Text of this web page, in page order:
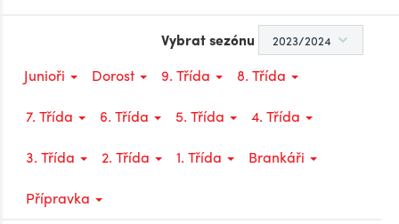
Vybrat sezónu
Junioři
Dorost 9. Třída
8. Třída
7. Třída
6. Třída 5. Třída
4. Třída
3. Třída
2. Třída 1. Třída
Brankáři
Přípravka